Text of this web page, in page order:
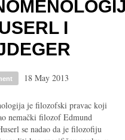
I
18 May 2013
je filozofski pravac koji
nemački filozof Edmund
se nadao da je filozofiju